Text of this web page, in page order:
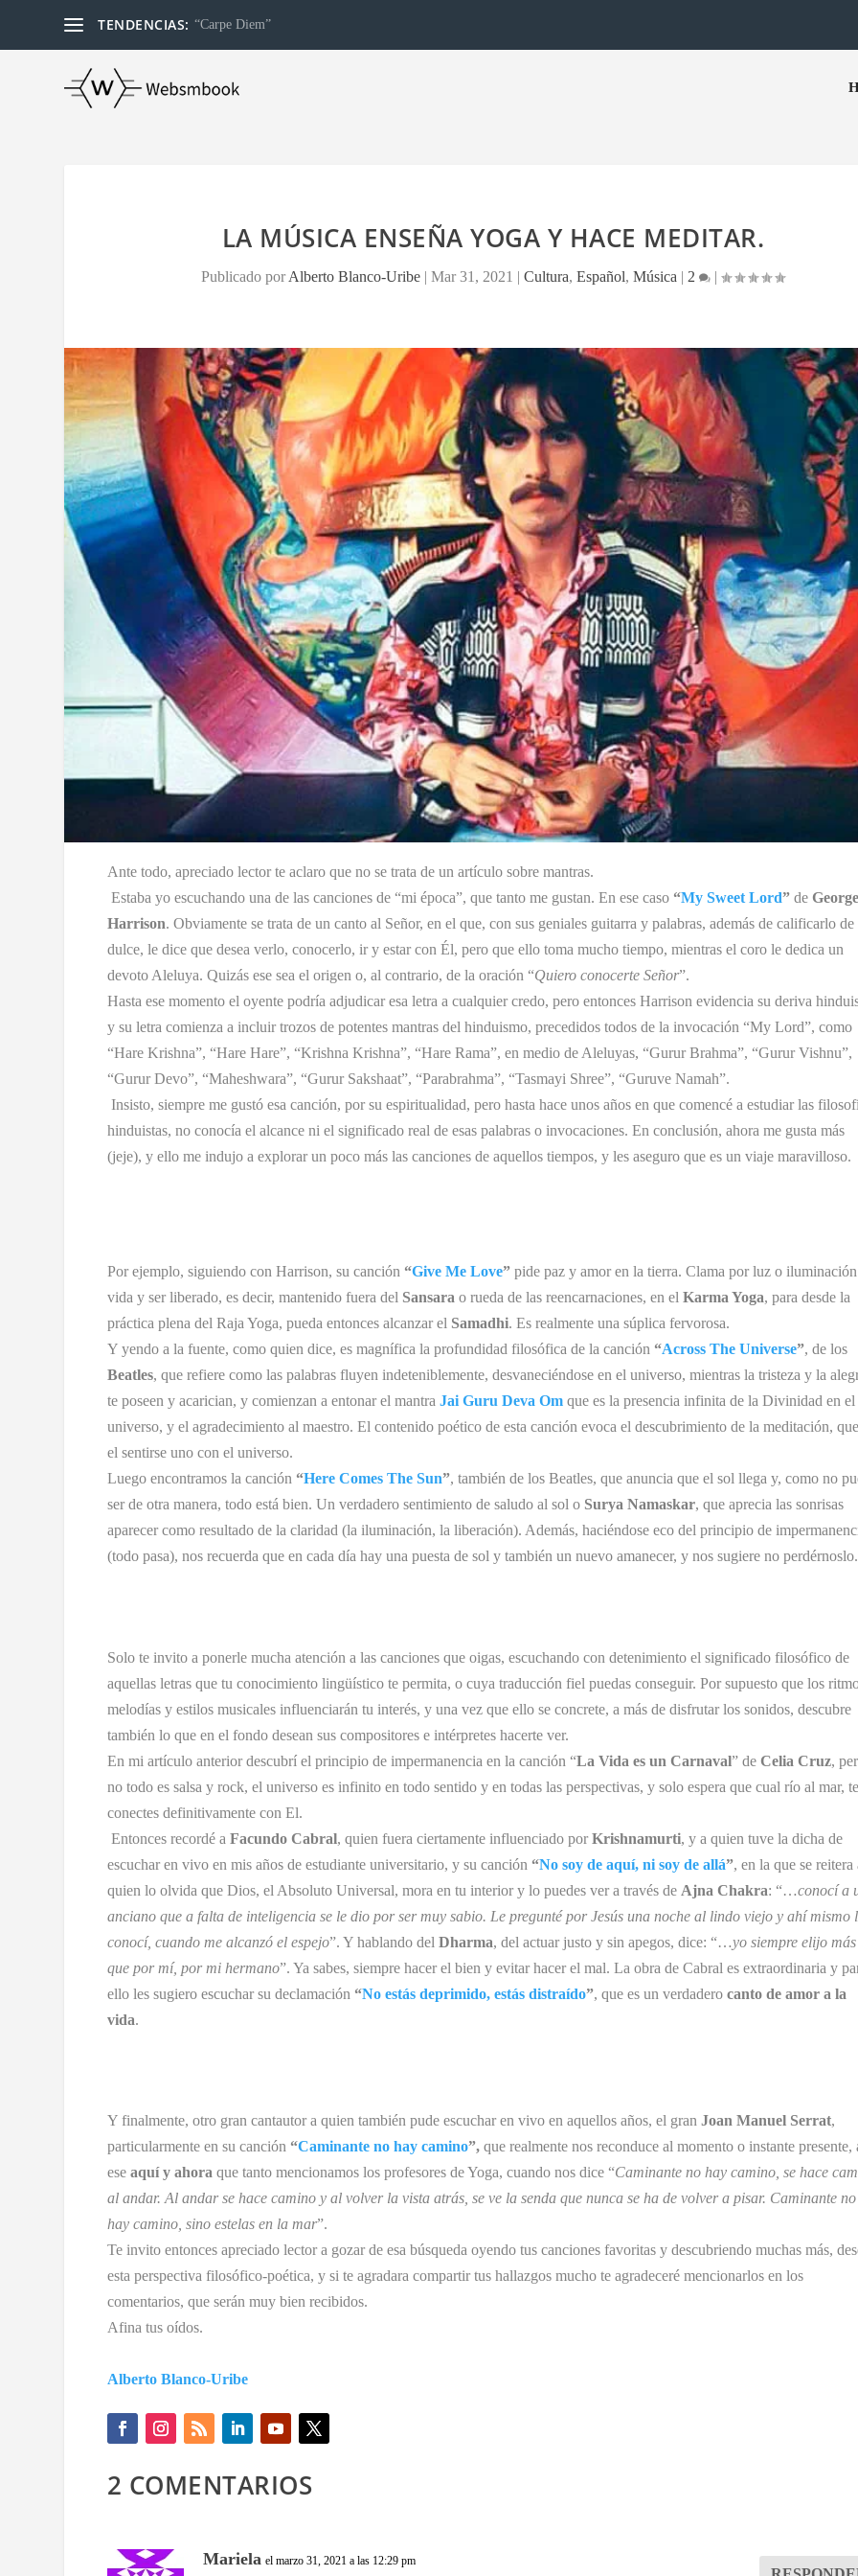
TENDENCIAS: “Carpe Diem”
LA MÚSICA ENSEÑA YOGA Y HACE MEDITAR.
Publicado porAlberto Blanco-Uribe |Mar 31, 2021 |Cultura,Español,Música | 2 |
Ante todo, apreciado lector te aclaro que no se trata de un artículo sobre mantras.
Estaba yo escuchando una de las canciones de “mi época”, que tanto me gustan. En ese caso “My Sweet Lord”de
Harrison. Obviamente se trata de un canto al Señor, en el que, con sus geniales guitarra y palabras, además de calificarlo de
dulce, le dice que desea verlo, conocerlo, ir y estar con Él, pero que ello toma mucho tiempo, mientras el coro le dedica un
devoto Aleluya. Quizás ese sea el origen o, al contrario, de la oración “Quiero conocerte Señor”.
Hasta ese momento el oyente podría adjudicar esa letra a cualquier credo, pero entonces Harrison evidencia su deriva
y su letra comienza a incluir trozos de potentes mantras del hinduismo, precedidos todos de la invocación “My Lord”, como
“Hare Krishna”, “Hare Hare”, “Krishna Krishna”, “Hare Rama”, en medio de Aleluyas, “Gurur Brahma”, “Gurur Vishnu”,
“Gurur Devo”, “Maheshwara”, “Gurur Sakshaat”, “Parabrahma”, “Tasmayi Shree”, “Guruve Namah”.
Insisto, siempre me gustó esa canción, por su espiritualidad, pero hasta hace unos años en que comencé a estudiar las
hinduistas, no conocía el alcance ni el significado real de esas palabras o invocaciones. En conclusión, ahora me gusta más
(jeje), y ello me indujo a explorar un poco más las canciones de aquellos tiempos, y les aseguro que es un viaje maravilloso.
Por ejemplo, siguiendo con Harrison, su canción “Give Me Love”pide paz y amor en la tierra. Clama por luz o
vida y ser liberado, es decir, mantenido fuera del Sansara o rueda de las reencarnaciones, en el Karma Yoga, para desde la
práctica plena del Raja Yoga, pueda entonces alcanzar el Samadhi. Es realmente una súplica fervorosa.
Y yendo a la fuente, como quien dice, es magnífica la profundidad filosófica de la canción “Across The Universe”, de los
Beatles, que refiere como las palabras fluyen indeteniblemente, desvaneciéndose en el universo, mientras la tristeza y la
te poseen y acarician, y comienzan a entonar el mantra Jai Guru Deva Omque es la presencia infinita de la Divinidad en el
universo, y el agradecimiento al maestro. El contenido poético de esta canción evoca el descubrimiento de la meditación,
el sentirse uno con el universo.
Luego encontramos la canción “Here Comes The Sun”, también de los Beatles, que anuncia que el sol llega y, como no
ser de otra manera, todo está bien. Un verdadero sentimiento de saludo al sol o Surya Namaskar, que aprecia las sonrisas
aparecer como resultado de la claridad (la iluminación, la liberación). Además, haciéndose eco del principio de
(todo pasa), nos recuerda que en cada día hay una puesta de sol y también un nuevo amanecer, y nos sugiere no perdérnoslo.
Solo te invito a ponerle mucha atención a las canciones que oigas, escuchando con detenimiento el significado filosófico de
aquellas letras que tu conocimiento lingüístico te permita, o cuya traducción fiel puedas conseguir. Por supuesto que los
melodías y estilos musicales influenciarán tu interés, y una vez que ello se concrete, a más de disfrutar los sonidos, descubre
también lo que en el fondo desean sus compositores e intérpretes hacerte ver.
En mi artículo anterior descubrí el principio de impermanencia en la canción “La Vida es un Carnaval” de Celia Cruz,
no todo es salsa y rock, el universo es infinito en todo sentido y en todas las perspectivas, y solo espera que cual río al mar, te
conectes definitivamente con El.
Entonces recordé a Facundo Cabral, quien fuera ciertamente influenciado porKrishnamurti, y a quien tuve la dicha de
escuchar en vivo en mis años de estudiante universitario, y su canción “No soy de aquí, ni soy de allá”, en la que se reitera
quien lo olvida que Dios, el Absoluto Universal, mora en tu interior y lo puedes ver a través de Ajna Chakra: “…conocí a
anciano que a falta de inteligencia se le dio por ser muy sabio. Le pregunté por Jesús una noche al lindo viejo y ahí mismo
conocí, cuando me alcanzó el espejo”. Y hablando del Dharma, del actuar justo y sin apegos, dice: “…yo siempre elijo más
que por mí, por mi hermano”. Ya sabes, siempre hacer el bien y evitar hacer el mal. La obra de Cabral es extraordinaria y
ello les sugiero escuchar su declamación “No estás deprimido, estás distraído”, que es un verdadero canto de amor a la
vida.
Y finalmente, otro gran cantautor a quien también pude escuchar en vivo en aquellos años, el gran Joan Manuel Serrat,
particularmente en su canción “Caminante no hay camino”,que realmente nos reconduce al momento o instante presente,
ese aquí y ahora que tanto mencionamos los profesores de Yoga, cuando nos dice “Caminante no hay camino, se hace
al andar. Al andar se hace camino y al volver la vista atrás, se ve la senda que nunca se ha de volver a pisar. Caminante no
hay camino, sino estelas en la mar”.
Te invito entonces apreciado lector a gozar de esa búsqueda oyendo tus canciones favoritas y descubriendo muchas más,
esta perspectiva filosófico-poética, y si te agradara compartir tus hallazgos mucho te agradeceré mencionarlos en los
comentarios, que serán muy bien recibidos.
Afina tus oídos.
Alberto Blanco-Uribe
2 COMENTARIOS
Mariela el marzo 31, 2021 a las 12:29 pm